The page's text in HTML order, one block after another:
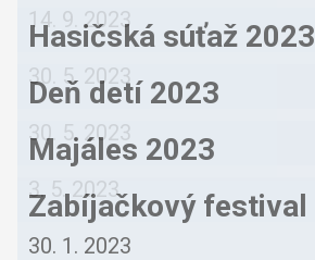
14. 9. 2023
Hasičská súťaž 2023
30. 5. 2023
Deň detí 2023
30. 5. 2023
Majáles 2023
3. 5. 2023
Zabíjačkový festival
30. 1. 2023